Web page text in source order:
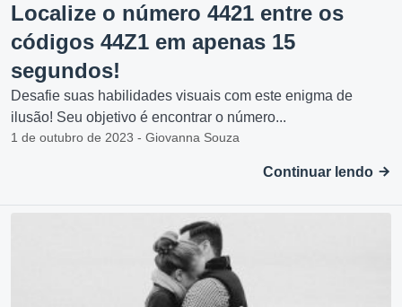
Localize o número 4421 entre os
códigos 44Z1 em apenas 15
segundos!
Desafie suas habilidades visuais com este enigma de
ilusão! Seu objetivo é encontrar o número...
1 de outubro de 2023 - Giovanna Souza
Continuar lendo